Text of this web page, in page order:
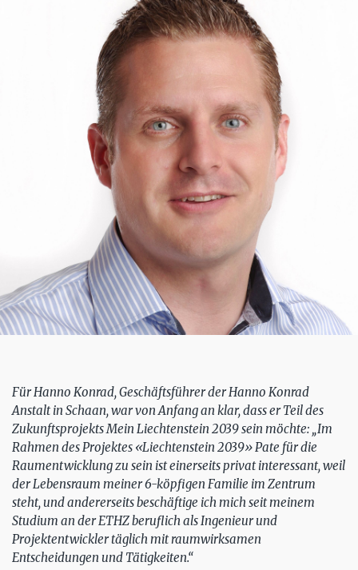
Für Hanno Konrad, Geschäftsführer der Hanno Konrad
Anstalt in Schaan, war von Anfang an klar, dass er Teil des
Zukunftsprojekts Mein Liechtenstein 2039 sein möchte: „Im
Rahmen des Projektes «Liechtenstein 2039» Pate für die
Raumentwicklung zu sein ist einerseits privat interessant, weil
der Lebensraum meiner 6-köpfigen Familie im Zentrum
steht, und andererseits beschäftige ich mich seit meinem
Studium an der ETHZ beruflich als Ingenieur und
Projektentwickler täglich mit raumwirksamen
Entscheidungen und Tätigkeiten.“